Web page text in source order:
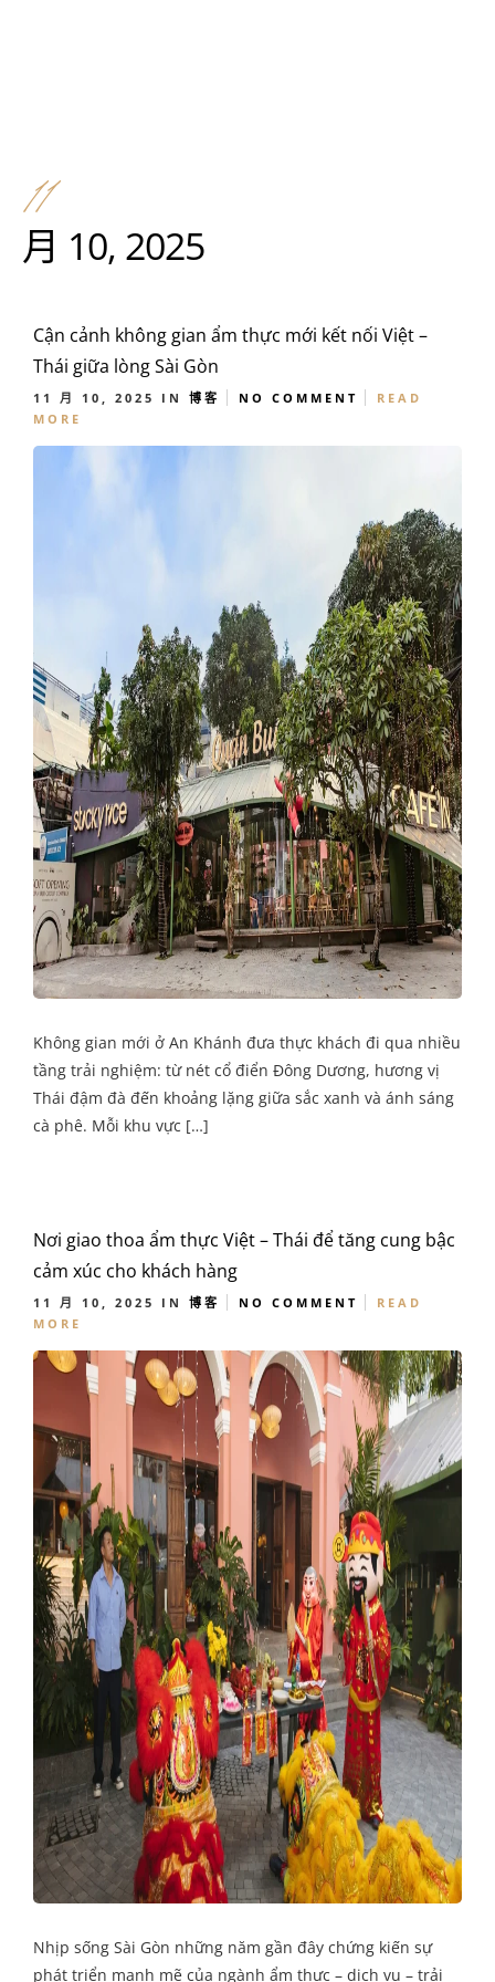
11
月 10, 2025
Cận cảnh không gian ẩm thực mới kết nối Việt –
Thái giữa lòng Sài Gòn
11 月 10, 2025 IN 博客 NO COMMENT
READ
MORE
Không gian mới ở An Khánh đưa thực khách đi qua nhiều
tầng trải nghiệm: từ nét cổ điển Đông Dương, hương vị
Thái đậm đà đến khoảng lặng giữa sắc xanh và ánh sáng
cà phê. Mỗi khu vực […]
Nơi giao thoa ẩm thực Việt – Thái để tăng cung bậc
cảm xúc cho khách hàng
11 月 10, 2025 IN 博客 NO COMMENT
READ
MORE
Nhịp sống Sài Gòn những năm gần đây chứng kiến sự
phát triển mạnh mẽ của ngành ẩm thực – dịch vụ – trải